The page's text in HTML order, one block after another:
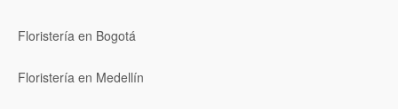
Floristería en Bogotá
Floristería en Medellín